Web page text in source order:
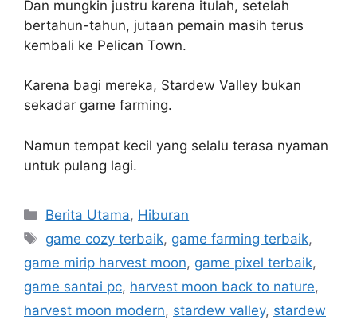
Dan mungkin justru karena itulah, setelah
bertahun-tahun, jutaan pemain masih terus
kembali ke Pelican Town.
Karena bagi mereka, Stardew Valley bukan
sekadar game farming.
Namun tempat kecil yang selalu terasa nyaman
untuk pulang lagi.
C
t
e
g
o
Berita Utama, Hiburan
T
s
game cozy terbaik, game farming terbaik,
game mirip harvest moon, game pixel terbaik,
game santai pc, harvest moon back to nature,
harvest moon modern, stardew valley, stardew